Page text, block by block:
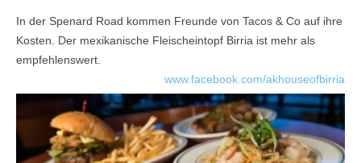
In der Spenard Road kommen Freunde von Tacos & Co auf ihre
Kosten. Der mexikanische Fleischeintopf Birria ist mehr als
empfehlenswert.
www.facebook.com/akhouseofbirria